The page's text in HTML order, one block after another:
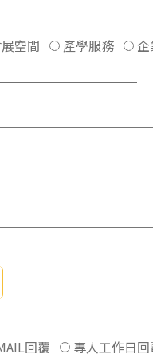
空間 產學服務
企
回覆 專人工作日回